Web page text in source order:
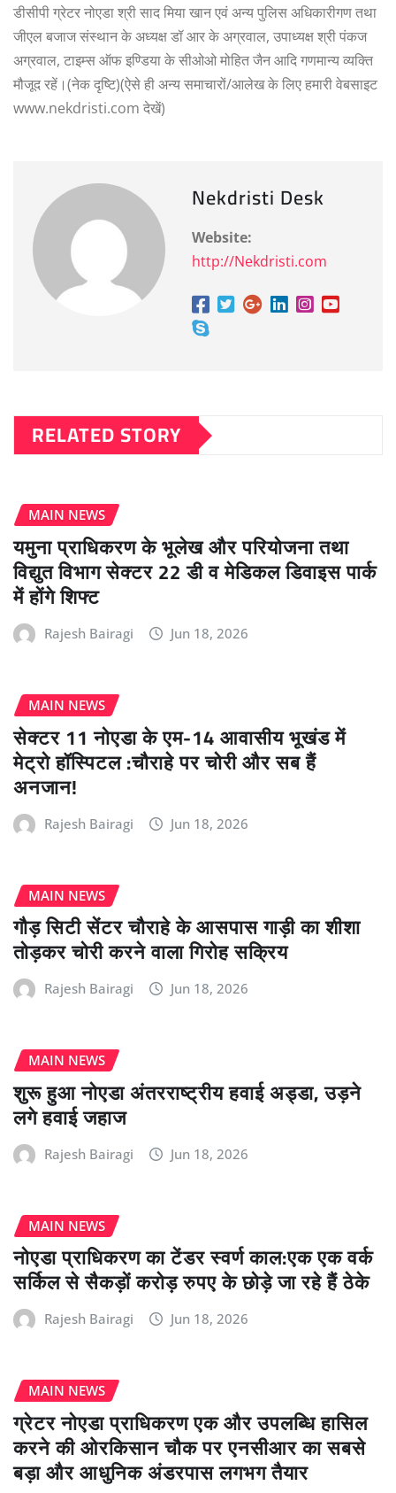
डीसीपी ग्रेटर नोएडा श्री साद मिया खान एवं अन्य पुलिस अधिकारीगण तथा
जीएल बजाज संस्थान के अध्यक्ष डॉ आर के अग्रवाल, उपाध्यक्ष श्री पंकज
अग्रवाल, टाइम्स ऑफ इण्डिया के सीओओ मोहित जैन आदि गणमान्य व्यक्ति
मौजूद रहें।(नेक दृष्टि)(ऐसे ही अन्य समाचारों/आलेख के लिए हमारी वेबसाइट
www.nekdristi.com देखें)
Nekdristi Desk
Website:
http://Nekdristi.com
RELATED STORY
MAIN NEWS
यमुना प्राधिकरण के भूलेख और परियोजना तथा
विद्युत विभाग सेक्टर 22 डी व मेडिकल डिवाइस पार्क
में होंगे शिफ्ट
Rajesh Bairagi Jun 18, 2026
MAIN NEWS
सेक्टर 11 नोएडा के एम-14 आवासीय भूखंड में
मेट्रो हॉस्पिटल :चौराहे पर चोरी और सब हैं
अनजान!
Rajesh Bairagi Jun 18, 2026
MAIN NEWS
गौड़ सिटी सेंटर चौराहे के आसपास गाड़ी का शीशा
तोड़कर चोरी करने वाला गिरोह सक्रिय
Rajesh Bairagi Jun 18, 2026
MAIN NEWS
शुरू हुआ नोएडा अंतरराष्ट्रीय हवाई अड्डा, उड़ने
लगे हवाई जहाज
Rajesh Bairagi Jun 18, 2026
MAIN NEWS
नोएडा प्राधिकरण का टेंडर स्वर्ण काल:एक एक वर्क
सर्किल से सैकड़ों करोड़ रुपए के छोड़े जा रहे हैं ठेके
Rajesh Bairagi Jun 18, 2026
MAIN NEWS
ग्रेटर नोएडा प्राधिकरण एक और उपलब्धि हासिल
करने की ओरकिसान चौक पर एनसीआर का सबसे
बड़ा और आधुनिक अंडरपास लगभग तैयार